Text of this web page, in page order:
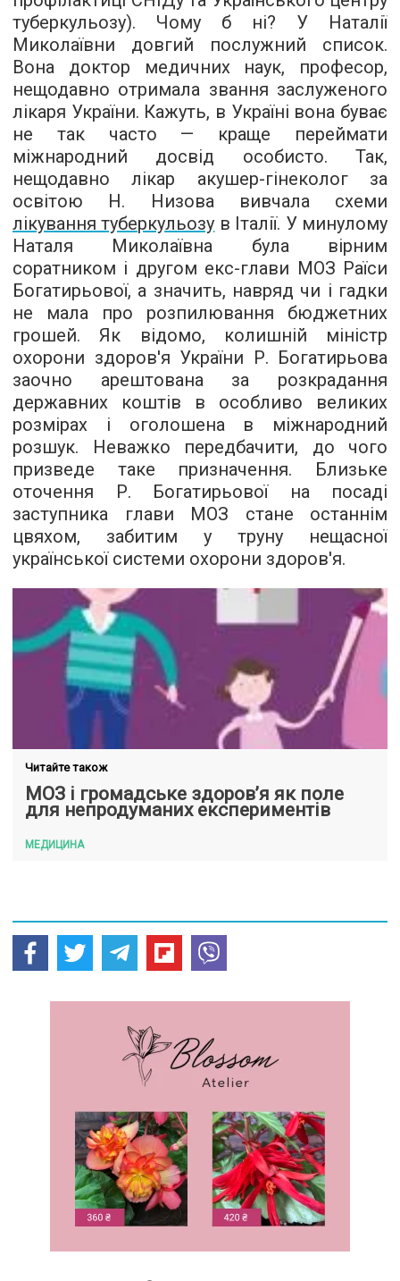
туберкульозу). Чому б ні? У Наталії
Миколаївни довгий послужний список.
Вона доктор медичних наук, професор,
нещодавно отримала звання заслуженого
лікаря України. Кажуть, в Україні вона буває
не так часто — краще переймати
міжнародний досвід особисто. Так,
нещодавно лікар акушер-гінеколог за
освітою Н. Низова вивчала схеми
лікування туберкульозу в Італії. У минулому
Наталя Миколаївна була вірним
соратником і другом екс-глави МОЗ Раїси
Богатирьової, а значить, навряд чи і гадки
не мала про розпилювання бюджетних
грошей. Як відомо, колишній міністр
охорони здоров'я України Р. Богатирьова
заочно арештована за розкрадання
державних коштів в особливо великих
розмірах і оголошена в міжнародний
розшук. Неважко передбачити, до чого
призведе таке призначення. Близьке
оточення Р. Богатирьової на посаді
заступника глави МОЗ стане останнім
цвяхом, забитим у труну нещасної
української системи охорони здоров'я.
Читайте також
МОЗ і громадське здоров’я як поле
для непродуманих експериментів
МЕДИЦИНА